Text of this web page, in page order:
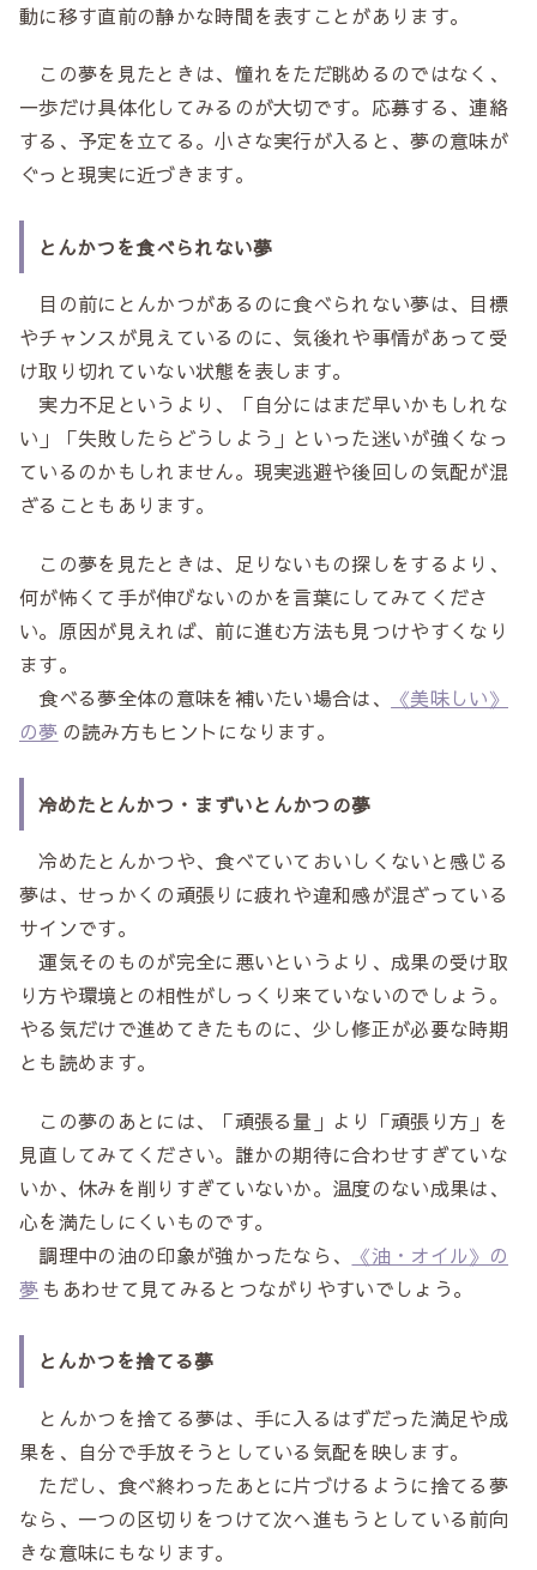
動に移す直前の静かな時間を表すことがあります。
この夢を見たときは、憧れをただ眺めるのではなく、
一歩だけ具体化してみるのが大切です。応募する、連絡
する、予定を立てる。小さな実行が入ると、夢の意味が
ぐっと現実に近づきます。
とんかつを食べられない夢
目の前にとんかつがあるのに食べられない夢は、目標
やチャンスが見えているのに、気後れや事情があって受
け取り切れていない状態を表します。
実力不足というより、「自分にはまだ早いかもしれな
い」「失敗したらどうしよう」といった迷いが強くなっ
ているのかもしれません。現実逃避や後回しの気配が混
ざることもあります。
この夢を見たときは、足りないもの探しをするより、
何が怖くて手が伸びないのかを言葉にしてみてくださ
い。原因が見えれば、前に進む方法も見つけやすくなり
ます。
食べる夢全体の意味を補いたい場合は、
《美味しい》
の夢 の読み方もヒントになります。
冷めたとんかつ・まずいとんかつの夢
冷めたとんかつや、食べていておいしくないと感じる
夢は、せっかくの頑張りに疲れや違和感が混ざっている
サインです。
運気そのものが完全に悪いというより、成果の受け取
り方や環境との相性がしっくり来ていないのでしょう。
やる気だけで進めてきたものに、少し修正が必要な時期
とも読めます。
この夢のあとには、「頑張る量」より「頑張り方」を
見直してみてください。誰かの期待に合わせすぎていな
いか、休みを削りすぎていないか。温度のない成果は、
心を満たしにくいものです。
調理中の油の印象が強かったなら、
《油・オイル》の
夢 もあわせて見てみるとつながりやすいでしょう。
とんかつを捨てる夢
とんかつを捨てる夢は、手に入るはずだった満足や成
果を、自分で手放そうとしている気配を映します。
ただし、食べ終わったあとに片づけるように捨てる夢
なら、一つの区切りをつけて次へ進もうとしている前向
きな意味にもなります。